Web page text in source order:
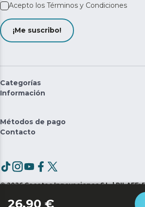
26,90 €
Acepto los Términos y Condiciones
¡Me suscribo!
Categorías
Información
Métodos de pago
Contacto
©2026 Cecotec Innovaciones S.L. | RII-AEE: